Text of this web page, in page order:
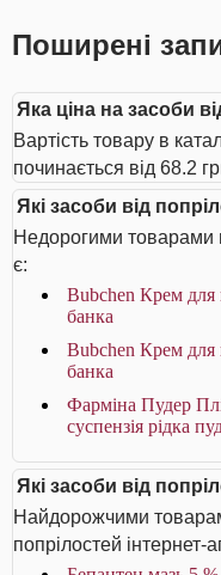
Поширені
Яка ціна на засоби
Вартість товару в
починається від 68.2
Які засоби від
Недорогими товарами
є:
Bubchen Крем для
банка
Bubchen Крем для
банка
Фарміна Пудер
суспензія рідка
Які засоби від
Найдорожчими
попрілостей інтернет-